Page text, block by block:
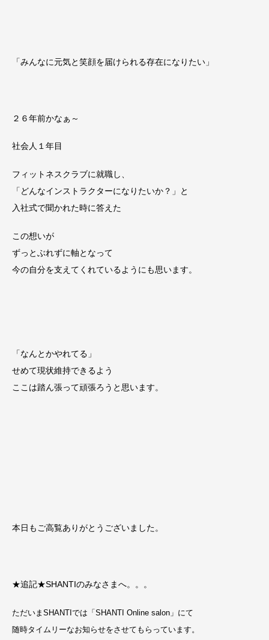
「みんなに元気と笑顔を届けられる存在になりたい」
２６年前かなぁ～
社会人１年目
フィットネスクラブに就職し、
「どんなインストラクターになりたいか？」と
入社式で聞かれた時に答えた
この想いが
ずっとぶれずに軸となって
今の自分を支えてくれているようにも思います。
「なんとかやれてる」
せめて現状維持できるよう
ここは踏ん張って頑張ろうと思います。
本日もご高覧ありがとうございました。
★追記★SHANTIのみなさまへ。。。
ただいまSHANTIでは「SHANTI Online salon」にて
随時タイムリーなお知らせをさせてもらっています。